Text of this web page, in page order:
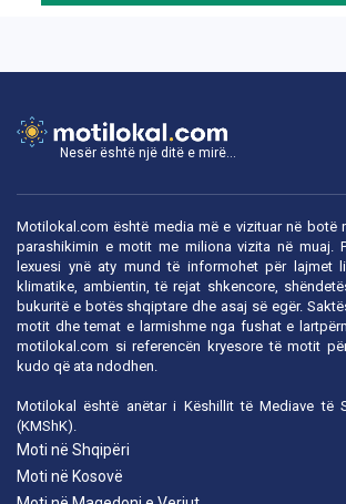
Nesër është një ditë e mirë...
Motilokal.com është media më e vizituar në botë
parashikimin e motit me miliona vizita në muaj.
lexuesi ynë aty mund të informohet për lajmet
klimatike, ambientin, të rejat shkencore,
bukuritë e botës shqiptare dhe asaj së egër.
motit dhe temat e larmishme nga fushat e
motilokal.com si referencën kryesore të motit
kudo që ata ndodhen.
Motilokal është anëtar i Këshillit të Mediave të
(KMShK).
Moti në Shqipëri
Moti në Kosovë